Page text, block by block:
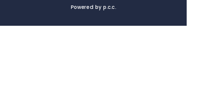
Powered by p.c.c.